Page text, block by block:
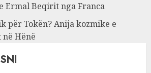
Ermal Beqirit nga Franca
për Tokën? Anija kozmike e
në Hënë